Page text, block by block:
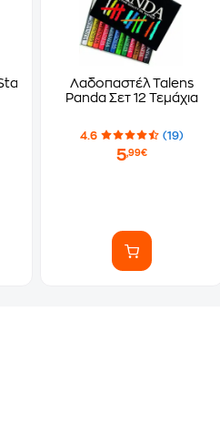
Ακουαρέλας 1624 24 Τεμάχια
Λαδοπαστέλ Talens
Panda Σετ 12 Τεμάχια
4.6 (19)
5,99€